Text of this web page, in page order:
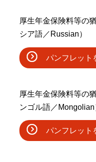
厚生年金保険料等の
シア語／Russian）
パンフレット
厚生年金保険料等の
ンゴル語／Mongolian
パンフレット